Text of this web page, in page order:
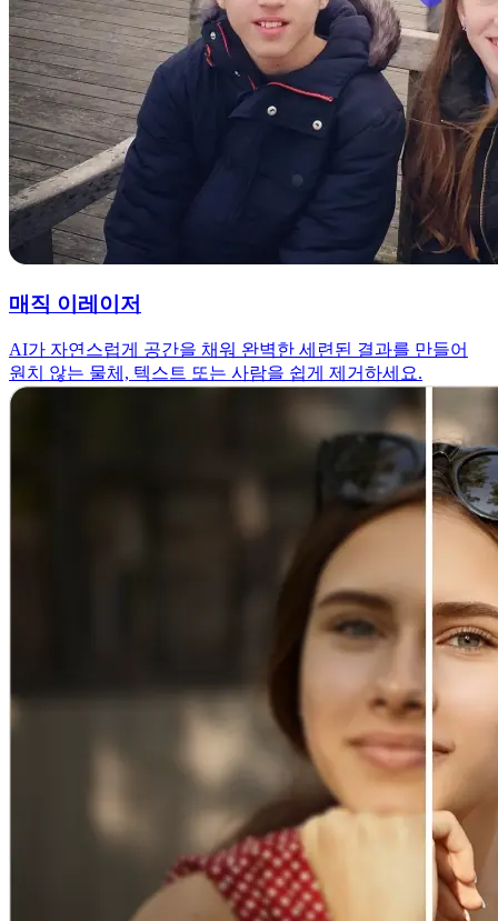
매직 이레이저
AI가 자연스럽게 공간을 채워 완벽한 세련된 결과를 만들어
원치 않는 물체, 텍스트 또는 사람을 쉽게 제거하세요.